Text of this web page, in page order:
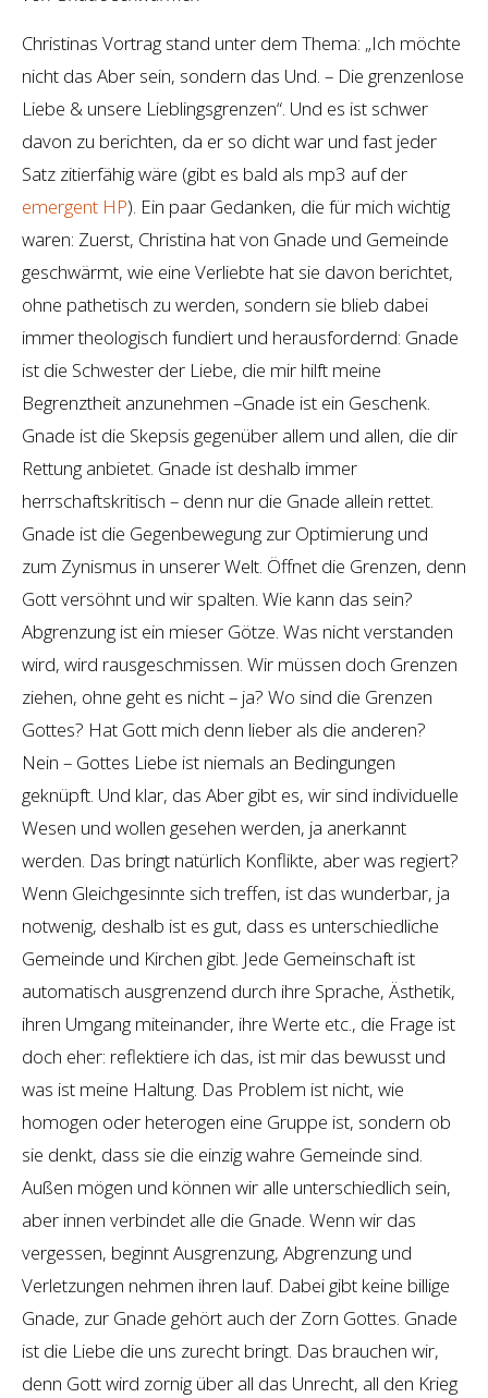
Christinas Vortrag stand unter dem Thema: „Ich möchte
nicht das Aber sein, sondern das Und. – Die grenzenlose
Liebe & unsere Lieblingsgrenzen“. Und es ist schwer
davon zu berichten, da er so dicht war und fast jeder
Satz zitierfähig wäre (gibt es bald als mp3 auf der
emergent HP). Ein paar Gedanken, die für mich wichtig
waren: Zuerst, Christina hat von Gnade und Gemeinde
geschwärmt, wie eine Verliebte hat sie davon berichtet,
ohne pathetisch zu werden, sondern sie blieb dabei
immer theologisch fundiert und herausfordernd: Gnade
ist die Schwester der Liebe, die mir hilft meine
Begrenztheit anzunehmen –Gnade ist ein Geschenk.
Gnade ist die Skepsis gegenüber allem und allen, die dir
Rettung anbietet. Gnade ist deshalb immer
herrschaftskritisch – denn nur die Gnade allein rettet.
Gnade ist die Gegenbewegung zur Optimierung und
zum Zynismus in unserer Welt. Öffnet die Grenzen, denn
Gott versöhnt und wir spalten. Wie kann das sein?
Abgrenzung ist ein mieser Götze. Was nicht verstanden
wird, wird rausgeschmissen. Wir müssen doch Grenzen
ziehen, ohne geht es nicht – ja? Wo sind die Grenzen
Gottes? Hat Gott mich denn lieber als die anderen?
Nein – Gottes Liebe ist niemals an Bedingungen
geknüpft. Und klar, das Aber gibt es, wir sind individuelle
Wesen und wollen gesehen werden, ja anerkannt
werden. Das bringt natürlich Konflikte, aber was regiert?
Wenn Gleichgesinnte sich treffen, ist das wunderbar, ja
notwenig, deshalb ist es gut, dass es unterschiedliche
Gemeinde und Kirchen gibt. Jede Gemeinschaft ist
automatisch ausgrenzend durch ihre Sprache, Ästhetik,
ihren Umgang miteinander, ihre Werte etc., die Frage ist
doch eher: reflektiere ich das, ist mir das bewusst und
was ist meine Haltung. Das Problem ist nicht, wie
homogen oder heterogen eine Gruppe ist, sondern ob
sie denkt, dass sie die einzig wahre Gemeinde sind.
Außen mögen und können wir alle unterschiedlich sein,
aber innen verbindet alle die Gnade. Wenn wir das
vergessen, beginnt Ausgrenzung, Abgrenzung und
Verletzungen nehmen ihren lauf. Dabei gibt keine billige
Gnade, zur Gnade gehört auch der Zorn Gottes. Gnade
ist die Liebe die uns zurecht bringt. Das brauchen wir,
denn Gott wird zornig über all das Unrecht, all den Krieg